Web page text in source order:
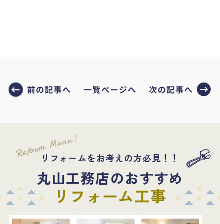
前の記事へ 一覧ページへ 次の記事へ
Reform Menu!
リフォームをお考えの方必見！！
丸山工務店のおすすめ
リフォーム工事